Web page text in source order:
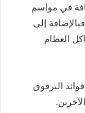
في مواسم
إلى
العظام
البرقوق